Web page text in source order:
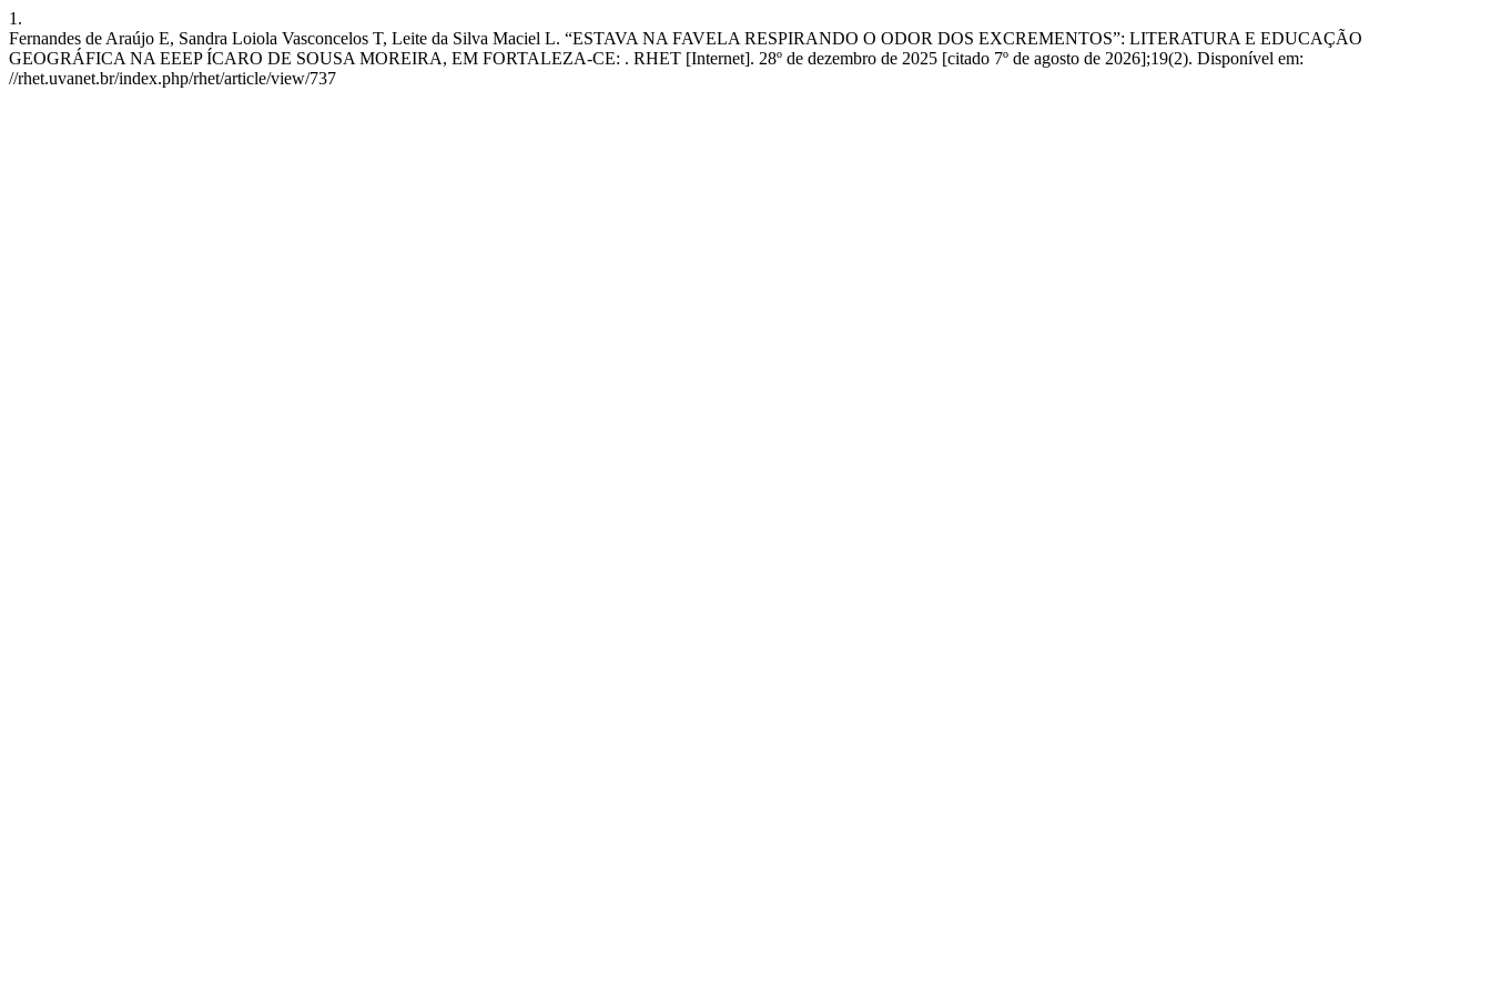
1.
Fernandes de Araújo E, Sandra Loiola Vasconcelos T, Leite da Silva Maciel L. “ESTAVA NA FAVELA RESPIRANDO O ODOR DOS EXCREMENTOS”: LITERATURA E EDUCAÇÃO
GEOGRÁFICA NA EEEP ÍCARO DE SOUSA MOREIRA, EM FORTALEZA-CE: . RHET [Internet]. 28º de dezembro de 2025 [citado 7º de agosto de 2026];19(2). Disponível em:
//rhet.uvanet.br/index.php/rhet/article/view/737